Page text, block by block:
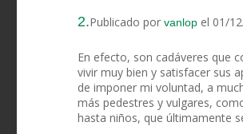
2.Publicado por vanlop el 01/
En efecto, son cadáveres que
vivir muy bien y satisfacer sus
de imponer mi voluntad, a
más pedestres y vulgares,
hasta niños, que últimamente